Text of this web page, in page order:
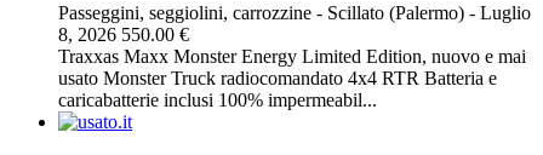
Passeggini, seggiolini, carrozzine - Scillato (Palermo) - Luglio
8, 2026 550.00 €
Traxxas Maxx Monster Energy Limited Edition, nuovo e mai
usato Monster Truck radiocomandato 4x4 RTR Batteria e
caricabatterie inclusi 100% impermeabil...